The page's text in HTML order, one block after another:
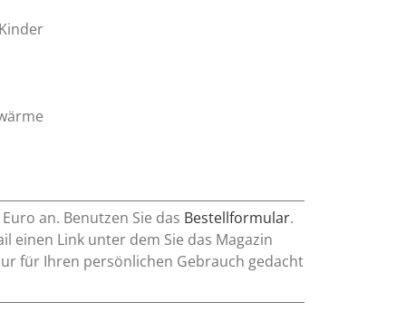
an. Benutzen Sie das Bestellformular.
einen Link unter dem Sie das Magazin
für Ihren persönlichen Gebrauch gedacht